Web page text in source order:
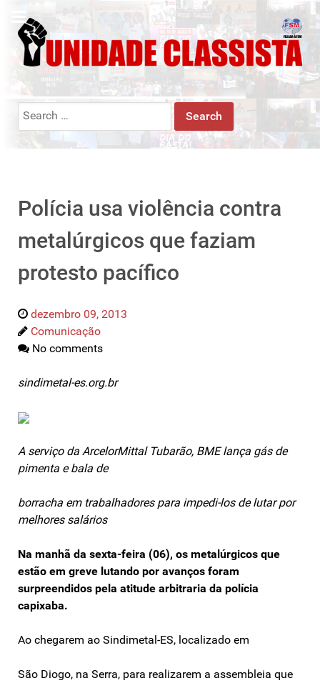
Search
Polícia usa violência contra
metalúrgicos que faziam
protesto pacífico
dezembro 09, 2013
Comunicação
No comments
sindimetal-es.org.br
A serviço da ArcelorMittal Tubarão, BME lança gás de
pimenta e bala de
borracha em trabalhadores para impedi-los de lutar por
melhores salários
Na manhã da sexta-feira (06), os metalúrgicos que
estão em greve lutando por avanços foram
surpreendidos pela atitude arbitraria da polícia
capixaba.
Ao chegarem ao Sindimetal-ES, localizado em
São Diogo, na Serra, para realizarem a assembleia que